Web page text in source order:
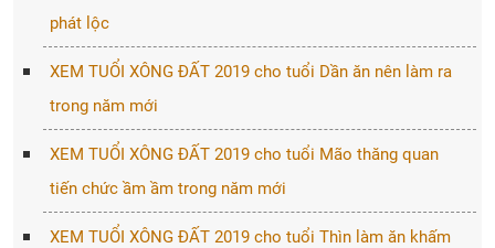
phát lộc
XEM TUỔI XÔNG ĐẤT 2019 cho tuổi Dần ăn nên làm ra
trong năm mới
XEM TUỔI XÔNG ĐẤT 2019 cho tuổi Mão thăng quan
tiến chức ầm ầm trong năm mới
XEM TUỔI XÔNG ĐẤT 2019 cho tuổi Thìn làm ăn khấm